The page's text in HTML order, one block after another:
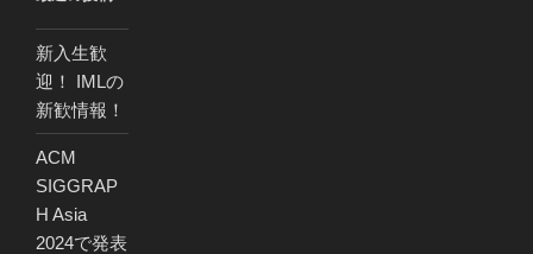
新入生歓
迎！ IMLの
新歓情報！
ACM
SIGGRAP
H Asia
2024で発表